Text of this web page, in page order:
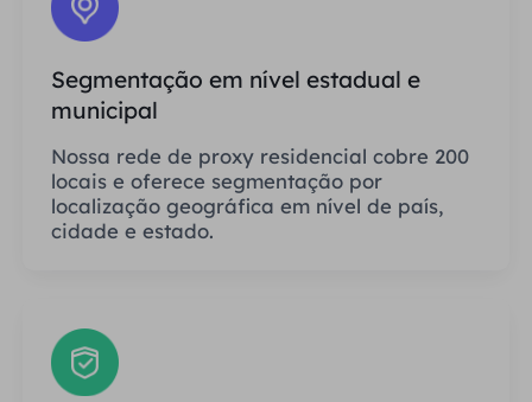
Segmentação em nível estadual e
municipal
Nossa rede de proxy residencial cobre 200
locais e oferece segmentação por
localização geográfica em nível de país,
cidade e estado.